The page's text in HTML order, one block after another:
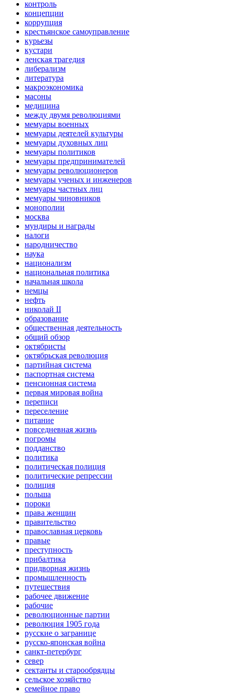
контроль
концепции
коррупция
крестьянское самоуправление
курьезы
кустари
ленская трагедия
либерализм
литература
макроэкономика
масоны
медицина
между двумя революциями
мемуары военных
мемуары деятелей культуры
мемуары духовных лиц
мемуары политиков
мемуары предпринимателей
мемуары революционеров
мемуары ученых и инженеров
мемуары частных лиц
мемуары чиновников
монополии
москва
мундиры и награды
налоги
народничество
наука
национализм
национальная политика
начальная школа
немцы
нефть
николай II
образование
общественная деятельность
общий обзор
октябристы
октябрьская революция
партийная система
паспортная система
пенсионная система
первая мировая война
переписи
переселение
питание
повседневная жизнь
погромы
подданство
политика
политическая полиция
политические репрессии
полиция
польша
пороки
права женщин
правительство
православная церковь
правые
преступность
прибалтика
придворная жизнь
промышленность
путешествия
рабочее движение
рабочие
революционные партии
революция 1905 года
русские о загранице
русско-японская война
санкт-петербург
север
сектанты и старообрядцы
сельское хозяйство
семейное право